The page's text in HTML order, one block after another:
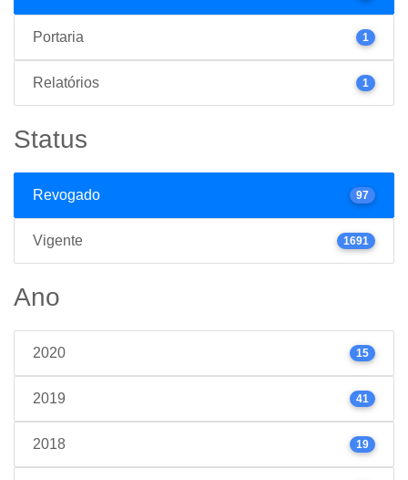
Portaria 1
Relatórios 1
Status
Revogado 97
Vigente 1691
Ano
2020 15
2019 41
2018 19